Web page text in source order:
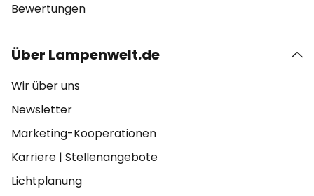
Bewertungen
Über Lampenwelt.de
Wir über uns
Newsletter
Marketing-Kooperationen
Karriere | Stellenangebote
Lichtplanung